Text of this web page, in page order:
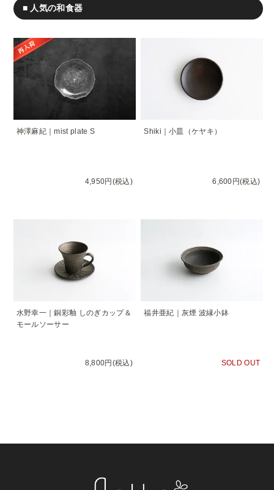
■ 人気の和食器
神澤麻紀｜mist plate S
4,950円(税込)
Shiki｜小皿（ケヤキ）
6,600円(税込)
水野幸一｜銅彩釉 しのぎカップ＆
モールソーサー
8,800円(税込)
福井亜紀｜灰煙 波縁小鉢
SOLD OUT